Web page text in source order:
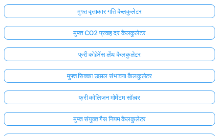
मुफ्त वृत्ताकार गति कैलकुलेटर
मुफ्त CO2 प्रवाह दर कैलकुलेटर
फ्री कोहेरेंस लेंथ कैलकुलेटर
मुफ्त सिक्का उछाल संभावना कैलकुलेटर
फ्री कोलिजन मोमेंटम सॉल्वर
मुफ्त संयुक्त गैस नियम कैलकुलेटर